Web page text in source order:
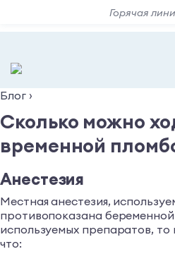
Горячая
Блог ›
Сколько можно
временной
Анестезия
Местная анестезия,
противопоказана
используемых препаратов,
что: